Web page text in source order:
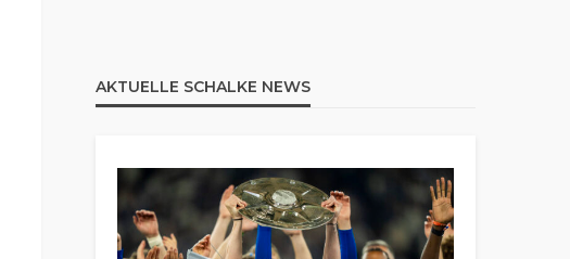
AKTUELLE SCHALKE NEWS